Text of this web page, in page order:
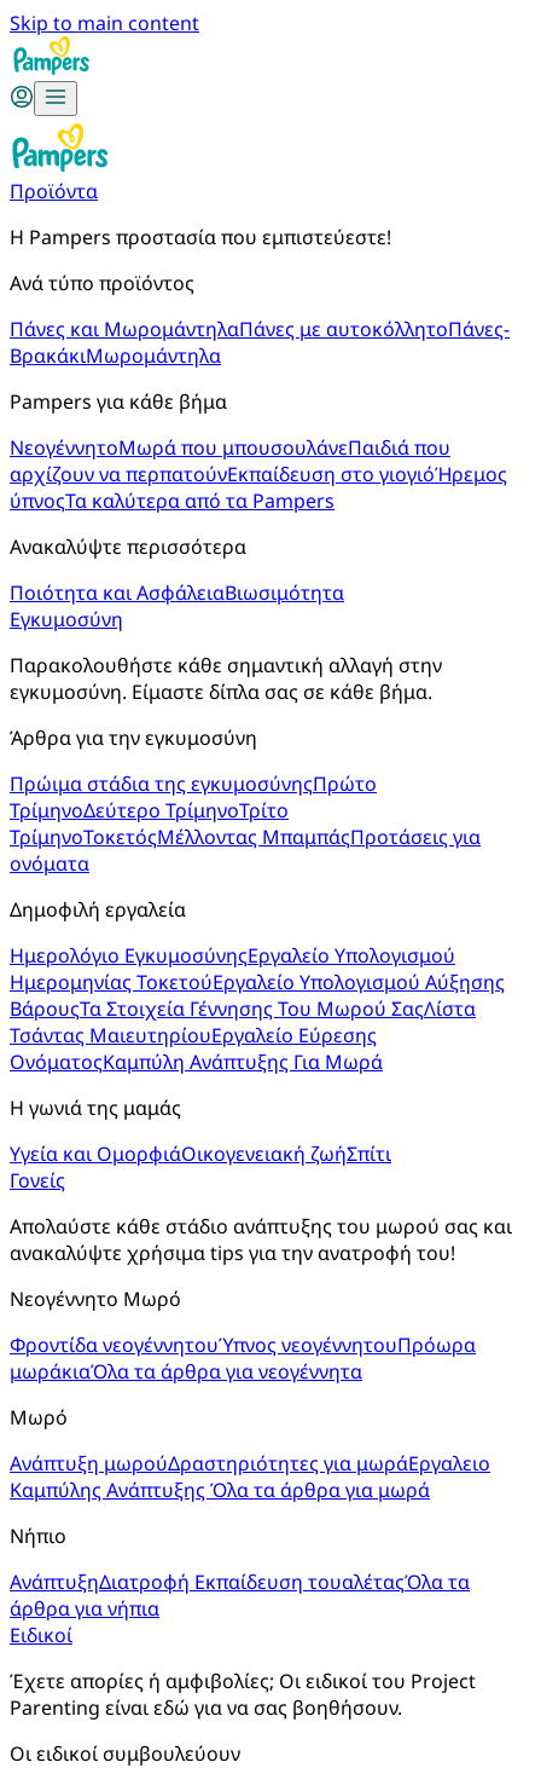
Skip to main content
Προϊόντα
Η Pampers προστασία που εμπιστεύεστε!
Ανά τύπο προϊόντος
Πάνες και ΜωρομάντηλαΠάνες με αυτοκόλλητοΠάνες-
ΒρακάκιΜωρομάντηλα
Pampers για κάθε βήμα
ΝεογέννητοΜωρά που μπουσουλάνεΠαιδιά που
αρχίζουν να περπατούνΕκπαίδευση στο γιογιόΉρεμος
ύπνοςΤα καλύτερα από τα Pampers
Ανακαλύψτε περισσότερα
Ποιότητα και ΑσφάλειαΒιωσιμότητα
Εγκυμοσύνη
Παρακολουθήστε κάθε σημαντική αλλαγή στην
εγκυμοσύνη. Είμαστε δίπλα σας σε κάθε βήμα.
Άρθρα για την εγκυμοσύνη
Πρώιμα στάδια της εγκυμοσύνηςΠρώτο
ΤρίμηνοΔεύτερο ΤρίμηνοΤρίτο
ΤρίμηνοΤοκετόςΜέλλοντας ΜπαμπάςΠροτάσεις για
ονόματα
Δημοφιλή εργαλεία
Ημερολόγιο ΕγκυμοσύνηςΕργαλείο Υπολογισμού
Ημερομηνίας ΤοκετούΕργαλείο Υπολογισμού Αύξησης
ΒάρουςΤα Στοιχεία Γέννησης Του Μωρού ΣαςΛίστα
Τσάντας ΜαιευτηρίουΕργαλείο Εύρεσης
ΟνόματοςΚαμπύλη Ανάπτυξης Για Μωρά
Η γωνιά της μαμάς
Υγεία και ΟμορφιάΟικογενειακή ζωήΣπίτι
Γονείς
Απολαύστε κάθε στάδιο ανάπτυξης του μωρού σας και
ανακαλύψτε χρήσιμα tips για την ανατροφή του!
Νεογέννητο Μωρό
Φροντίδα νεογέννητουΎπνος νεογέννητουΠρόωρα
μωράκιαΌλα τα άρθρα για νεογέννητα
Μωρό
Ανάπτυξη μωρούΔραστηριότητες για μωράΕργαλειο
Καμπύλης Ανάπτυξης Όλα τα άρθρα για μωρά
Νήπιο
ΑνάπτυξηΔιατροφή Εκπαίδευση τουαλέταςΌλα τα
άρθρα για νήπια
Ειδικοί
Έχετε απορίες ή αμφιβολίες; Οι ειδικοί του Project
Parenting είναι εδώ για να σας βοηθήσουν.
Οι ειδικοί συμβουλεύουν